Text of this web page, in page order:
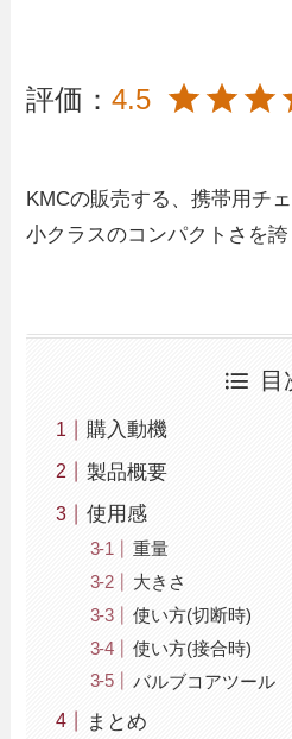
評価：4.5
KMCの販売する、携帯用チ
小クラスのコンパクトさを誇
目
購入動機
製品概要
使用感
重量
大きさ
使い方(切断時)
使い方(接合時)
バルブコアツール
まとめ